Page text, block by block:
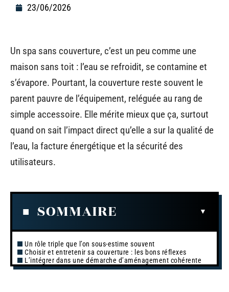
23/06/2026
Un spa sans couverture, c’est un peu comme une
maison sans toit : l’eau se refroidit, se contamine et
s’évapore. Pourtant, la couverture reste souvent le
parent pauvre de l’équipement, reléguée au rang de
simple accessoire. Elle mérite mieux que ça, surtout
quand on sait l’impact direct qu’elle a sur la qualité de
l’eau, la facture énergétique et la sécurité des
utilisateurs.
SOMMAIRE
Un rôle triple que l’on sous-estime souvent
Choisir et entretenir sa couverture : les bons réflexes
L’intégrer dans une démarche d’aménagement cohérente